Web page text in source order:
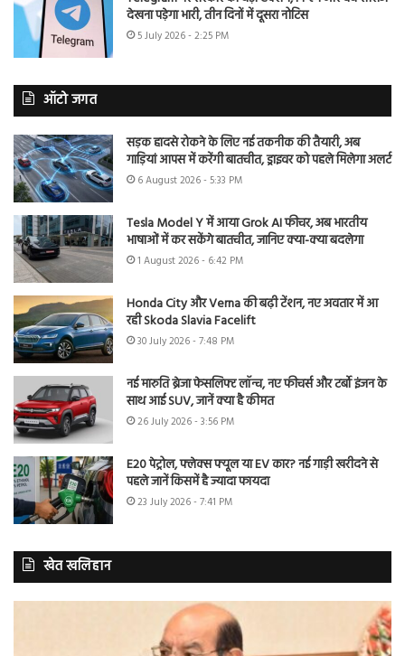
देखना पड़ेगा भारी, तीन दिनों में दूसरा नोटिस
5 July 2026 - 2:25 PM
ऑटो जगत
सड़क हादसे रोकने के लिए नई तकनीक की तैयारी, अब
गाड़ियां आपस में करेंगी बातचीत, ड्राइवर को पहले मिलेगा अलर्ट
6 August 2026 - 5:33 PM
Tesla Model Y में आया Grok AI फीचर, अब भारतीय
भाषाओं में कर सकेंगे बातचीत, जानिए क्या-क्या बदलेगा
1 August 2026 - 6:42 PM
Honda City और Verna की बढ़ी टेंशन, नए अवतार में आ
रही Skoda Slavia Facelift
30 July 2026 - 7:48 PM
नई मारुति ब्रेजा फेसलिफ्ट लॉन्च, नए फीचर्स और टर्बो इंजन के
साथ आई SUV, जानें क्या है कीमत
26 July 2026 - 3:56 PM
E20 पेट्रोल, फ्लेक्स फ्यूल या EV कार? नई गाड़ी खरीदने से
पहले जानें किसमें है ज्यादा फायदा
23 July 2026 - 7:41 PM
खेत खलिहान